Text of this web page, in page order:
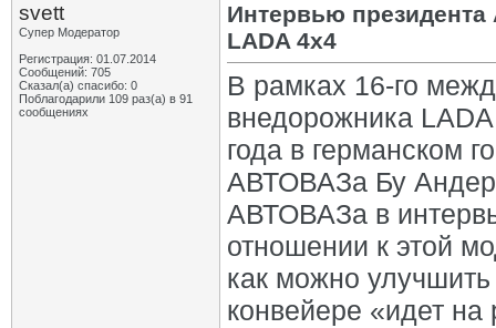
svett
Супер Модератор
Регистрация: 01.07.2014
Сообщений: 705
Сказал(а) спасибо: 0
Поблагодарили 109 раз(а) в 91
сообщениях
Интервью
LADA 4х4
В рамках 16-го
внедорожника LADA
года в германском
АВТОВАЗа Бу
АВТОВАЗа в
отношении к этой
как можно
конвейере «идет